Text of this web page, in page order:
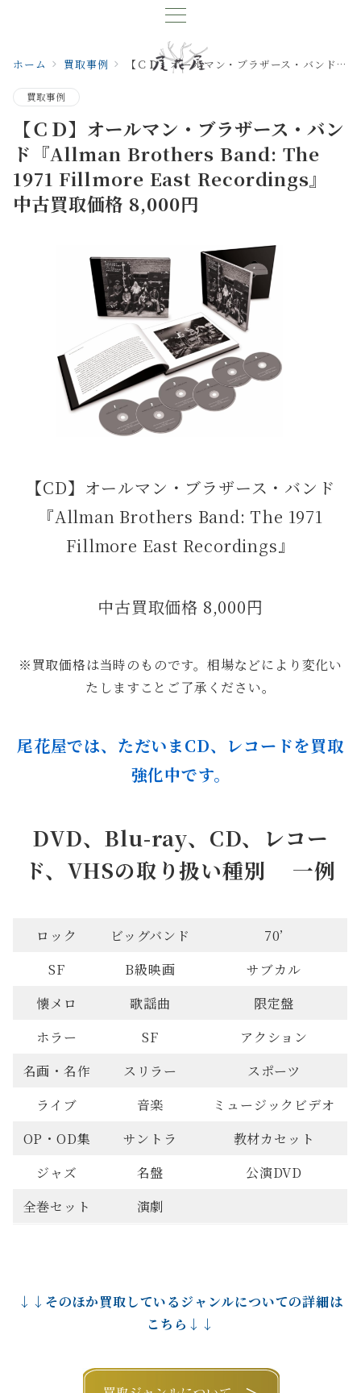
ホーム 買取事例 【ＣＤ】オールマン・ブラザース・バンド『Allman Brothers Band: The 1971 Fillmore East Recordings』 中古買取価格 8,000円
買取事例
【ＣＤ】オールマン・ブラザース・バン
ド『Allman Brothers Band: The
1971 Fillmore East Recordings』
中古買取価格 8,000円
【CD】オールマン・ブラザース・バンド
『Allman Brothers Band: The 1971
Fillmore East Recordings』
中古買取価格 8,000円
※買取価格は当時のものです。相場などにより変化い
たしますことご了承ください。
尾花屋では、ただいまCD、レコードを買取
強化中です。
DVD、Blu-ray、CD、レコー
ド、VHSの取り扱い種別 一例
ロック ビッグバンド
70’
SF
B級映画
サブカル
懐メロ
歌謡曲
限定盤
ホラー
SF
アクション
名画・名作
スリラー
スポーツ
ライブ
音楽
ミュージックビデオ
OP・OD集
サントラ
教材カセット
ジャズ
名盤
公演DVD
全巻セット
演劇
↓↓そのほか買取しているジャンルについての詳細は
こちら↓↓